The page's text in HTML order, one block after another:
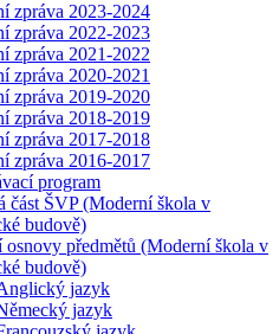
zpráva 2023-2024
zpráva 2022-2023
zpráva 2021-2022
zpráva 2020-2021
zpráva 2019-2020
zpráva 2018-2019
zpráva 2017-2018
zpráva 2016-2017
program
část ŠVP (Moderní škola v
budově)
osnovy předmětů (Moderní škola v
budově)
jazyk
jazyk